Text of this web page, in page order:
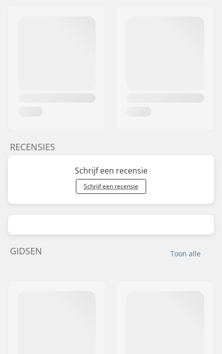
RECENSIES
Schrijf een recensie
Schrijf een recensie
Toon alle
GIDSEN